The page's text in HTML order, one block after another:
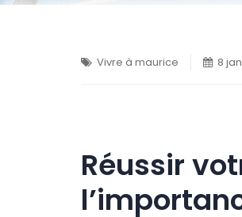
Vivre à maurice 8
Réussir